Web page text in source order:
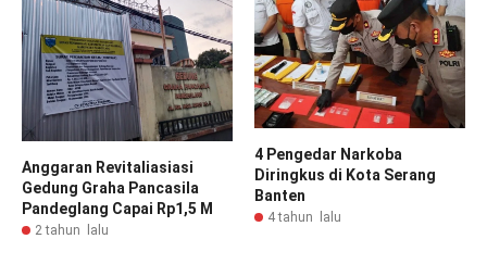
Anggaran Revitaliasiasi
Gedung Graha Pancasila
Pandeglang Capai Rp1,5 M
2 tahun lalu
4 Pengedar Narkoba
Diringkus di Kota Serang
Banten
4 tahun lalu